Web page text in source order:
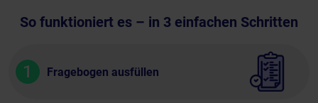
So funktioniert es – in 3 einfachen Schritten
1 Fragebogen ausfüllen